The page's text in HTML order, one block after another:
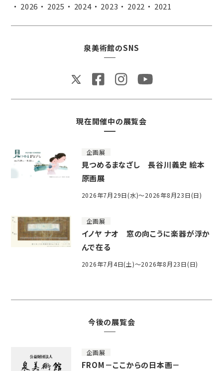
2026 2025 2024 2023 2022 2021
泉美術館のSNS
現在開催中の展覧会
企画展
見つめるまなざし 長谷川義史 絵本
原画展
2026年7月29日(水)～2026年8月23日(日)
企画展
イノヤ ナオ 窓の向こうに楽器が浮か
んで在る
2026年7月4日(土)～2026年8月23日(日)
今後の展覧会
企画展
FROM－ここからの日本画－